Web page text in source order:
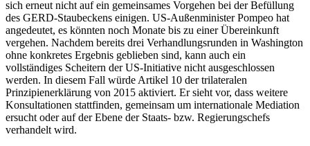
sich erneut nicht auf ein gemeinsames Vorgehen bei der Befüllung
des GERD-Staubeckens einigen. US-Außenminister Pompeo hat
angedeutet, es könnten noch Monate bis zu einer Über­einkunft
vergehen. Nachdem bereits drei Verhandlungsrunden in Washington
ohne konkretes Ergebnis geblieben sind, kann auch ein
vollständiges Scheitern der US-Initiative nicht ausgeschlossen
werden. In diesem Fall würde Artikel 10 der trilateralen
Prinzipienerklärung von 2015 aktiviert. Er sieht vor, dass weitere
Konsultationen stattfinden, gemeinsam um internationale Mediation
ersucht oder auf der Ebene der Staats­- bzw. Regierungschefs
verhandelt wird.